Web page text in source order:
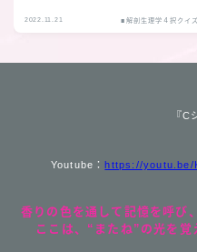
2022.11.21 ■解剖生理学４択クイズ
『
Youtube： https://youtu.be/
香りの色を通して記憶を呼び
ここは、“またね”の光を覚